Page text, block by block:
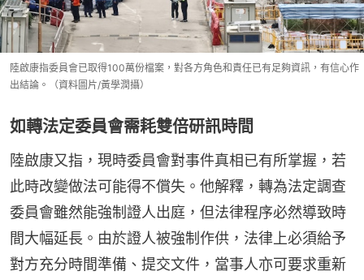
陸啟康指委員會已取得100萬份檔案，對各方角色和責任已有足夠資訊，有信心作
出結論。（資料圖片/黃學潤攝）
如轉法定委員會需耗雙倍研訊時間
陸啟康又指，現時委員會對事件真相已有所掌握，若
此時改變做法可能得不償失。他解釋，轉為法定調查
委員會雖然能強制證人出庭，但法律程序必然導致時
間大幅延長。由於證人被強制作供，法律上必須給予
對方充分時間準備、提交文件，當事人亦可要求重新